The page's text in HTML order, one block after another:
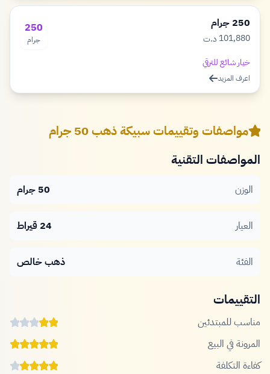
250 جرام
101,880 دينار
د.ت
250
جرام
خيار شائع للترقي
اعرف المزيد
مواصفات وتقييمات سبيكة ذهب 50 جرام
المواصفات التقنية
الوزن 50 جرام
العيار 24 قيراط
الفئة ذهب خالص
التقييمات
مناسب للمبتدئين
المرونة في البيع
كفاءة التكلفة